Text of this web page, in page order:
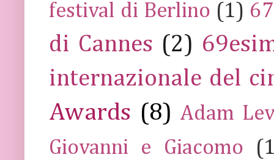
festival di Berlino (1)
di Cannes (2)
internazionale del
Awards (8) Adam
Giovanni e Giacomo